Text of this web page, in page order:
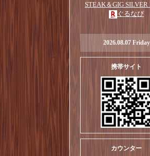
STEAK＆GIG
ぐるなび
2026.08.07 Friday
携帯サイト
カウンター